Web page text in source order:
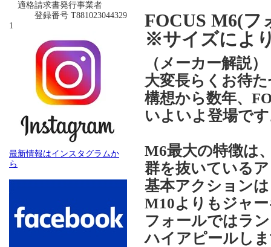
適格請求書発行事業者
登録番号 T881023044329
1
最新情報はインスタグラムか
ら
FOCUS M6(
※サイズによ
（メーカー解説）
大変長らくお待
構想から数年、
いよいよ登場で
M6最大の特徴は
群を抜いている
基本アクション
M10よりもジャ
フォールではラ
ハイアピールし